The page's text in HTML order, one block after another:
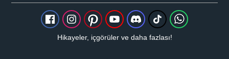
Hikayeler, içgörüler ve daha fazlası!